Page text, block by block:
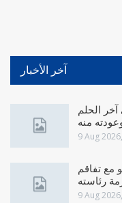
آخر الأخبار
الحلم
منه
9 Aug
مع تفاقم
رئاسته
9 Aug